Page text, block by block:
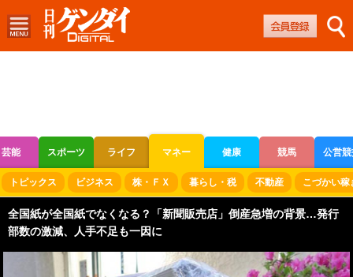
芸能 スポーツ ライフ マネー 健康 競馬 公営
ボートレース 競輪 オートレース
トピックス ビジネス 株・ＦＸ 暮らし・税 不動産 こづかい稼
全国紙が全国紙でなくなる？「新聞販売店」倒産急増の背景…発行
部数の激減、人手不足も一因に